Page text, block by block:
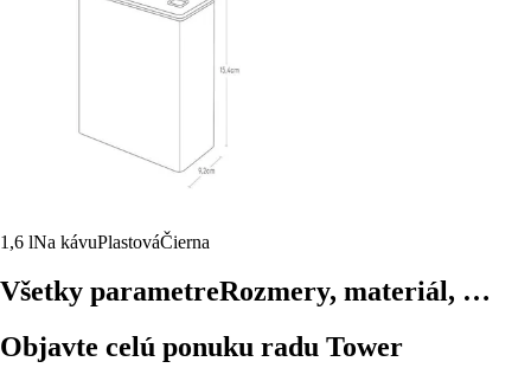
1,6 lNa kávuPlastováČierna
Všetky parametreRozmery, materiál, …
Objavte celú ponuku radu Tower